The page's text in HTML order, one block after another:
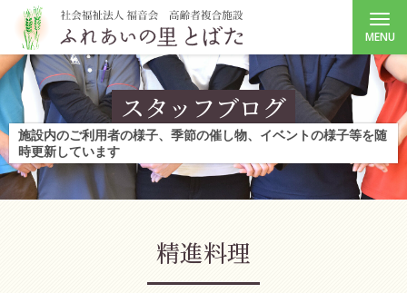
MENU
スタッフブログ
施設内のご利用者の様子、季節の催し物、イベントの様子等を随
時更新しています
精進料理